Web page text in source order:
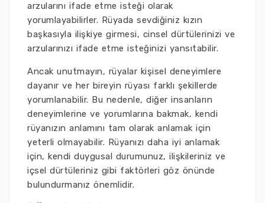
arzularını ifade etme isteği olarak
yorumlayabilirler. Rüyada sevdiğiniz kızın
başkasıyla ilişkiye girmesi, cinsel dürtülerinizi ve
arzularınızı ifade etme isteğinizi yansıtabilir.
Ancak unutmayın, rüyalar kişisel deneyimlere
dayanır ve her bireyin rüyası farklı şekillerde
yorumlanabilir. Bu nedenle, diğer insanların
deneyimlerine ve yorumlarına bakmak, kendi
rüyanızın anlamını tam olarak anlamak için
yeterli olmayabilir. Rüyanızı daha iyi anlamak
için, kendi duygusal durumunuz, ilişkileriniz ve
içsel dürtüleriniz gibi faktörleri göz önünde
bulundurmanız önemlidir.